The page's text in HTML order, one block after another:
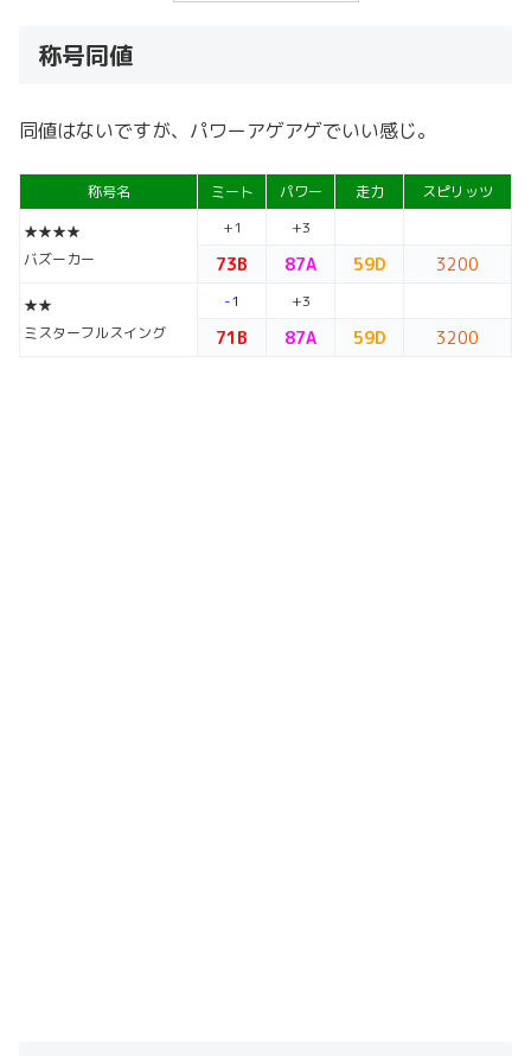
称号同値
同値はないですが、パワーアゲアゲでいい感じ。
称号名 ミート パワー 走力
スピリッツ
★★★★
バズーカー
+1 +3
73B 87A 59D 3200
★★
ミスターフルスイング
-1 +3
71B 87A 59D 3200